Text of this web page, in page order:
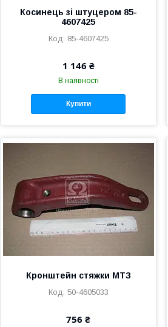
Косинець зі штуцером 85-
4607425
85-4607425
1 146 ₴
В наявності
Купити
Кронштейн стяжки МТЗ
50-4605033
756 ₴